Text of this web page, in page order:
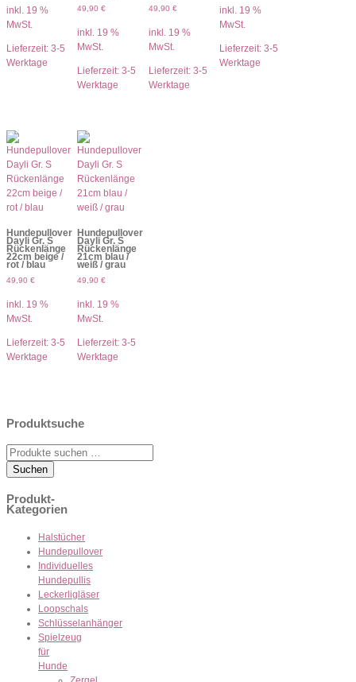
inkl. 19 %
MwSt.
Lieferzeit: 3-5
Werktage
49,90€
inkl. 19 %
MwSt.
Lieferzeit:3-5
Werktage
49,90 €
inkl. 19 %
MwSt.
Lieferzeit: 3-5
Werktage
inkl. 19 %
MwSt.
Lieferzeit: 3-5
Werktage
Hundepullover
Dayli Gr. S
Rückenlänge
22cm beige /
rot / blau
49,90 €
inkl. 19 %
MwSt.
Lieferzeit: 3-5
Werktage
Hundepullover
Dayli Gr. S
Rückenlänge
21cm blau /
weiß / grau
49,90€
inkl. 19 %
MwSt.
Lieferzeit:3-5
Werktage
Produktsuche
Suche
nach:
Suchen
Produkt-
Kategorien
Halstücher
Hundepullover
Individuelles
Hundepullis
Leckerligläser
Loopschals
Schlüsselanhänger
Spielzeug
für
Hunde